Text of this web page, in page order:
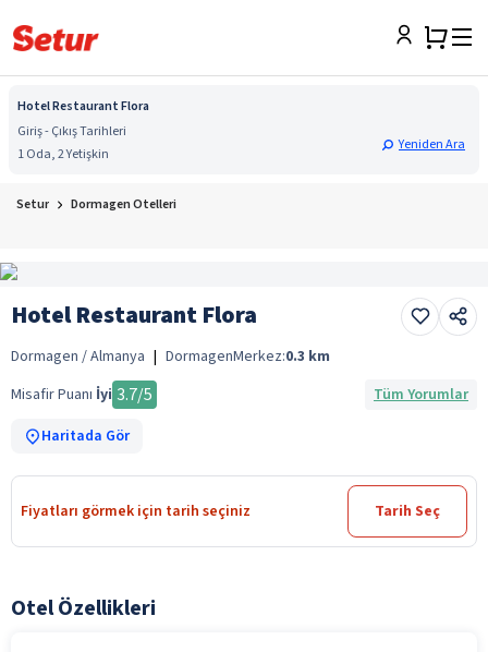
Hotel Restaurant Flora
Giriş - Çıkış Tarihleri
1 Oda, 2 Yetişkin
Yeniden Ara
Setur Dormagen Otelleri
Hotel Restaurant Flora
Dormagen / Almanya | DormagenMerkez:0.3 km
Misafir Puanı İyi 3.7/5
Tüm Yorumlar
Haritada Gör
Fiyatları görmek için tarih seçiniz Tarih Seç
Otel Özellikleri